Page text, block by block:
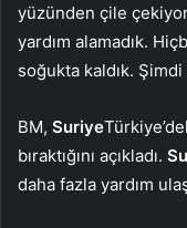
yüzünden çile
yardım alamadık.
soğukta kaldık. Şimdi
BM, Suriye
bıraktığını açıkladı.
daha fazla yardım